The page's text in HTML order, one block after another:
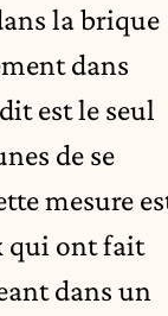
la brique
dans
est le seul
de se
mesure
qui ont fait
dans un